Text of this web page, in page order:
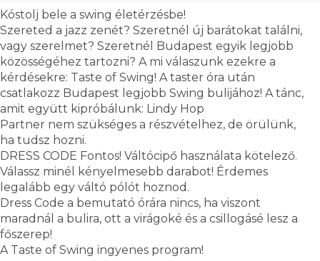
Kóstolj bele a swing életérzésbe!
Szereted a jazz zenét? Szeretnél új barátokat találni,
vagy szerelmet? Szeretnél Budapest egyik legjobb
közösségéhez tartozni? A mi válaszunk ezekre a
kérdésekre: Taste of Swing! A taster óra után
csatlakozz Budapest legjobb Swing bulijához! A tánc,
amit együtt kipróbálunk: Lindy Hop
Partner nem szükséges a részvételhez, de örülünk,
ha tudsz hozni.
DRESS CODE Fontos! Váltócipő használata kötelező.
Válassz minél kényelmesebb darabot! Érdemes
legalább egy váltó pólót hoznod.
Dress Code a bemutató órára nincs, ha viszont
maradnál a bulira, ott a virágoké és a csillogásé lesz a
főszerep!
A Taste of Swing ingyenes program!